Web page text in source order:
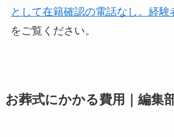
として在籍確認の電話なし。経験
をご覧ください。
お葬式にかかる費用｜編集